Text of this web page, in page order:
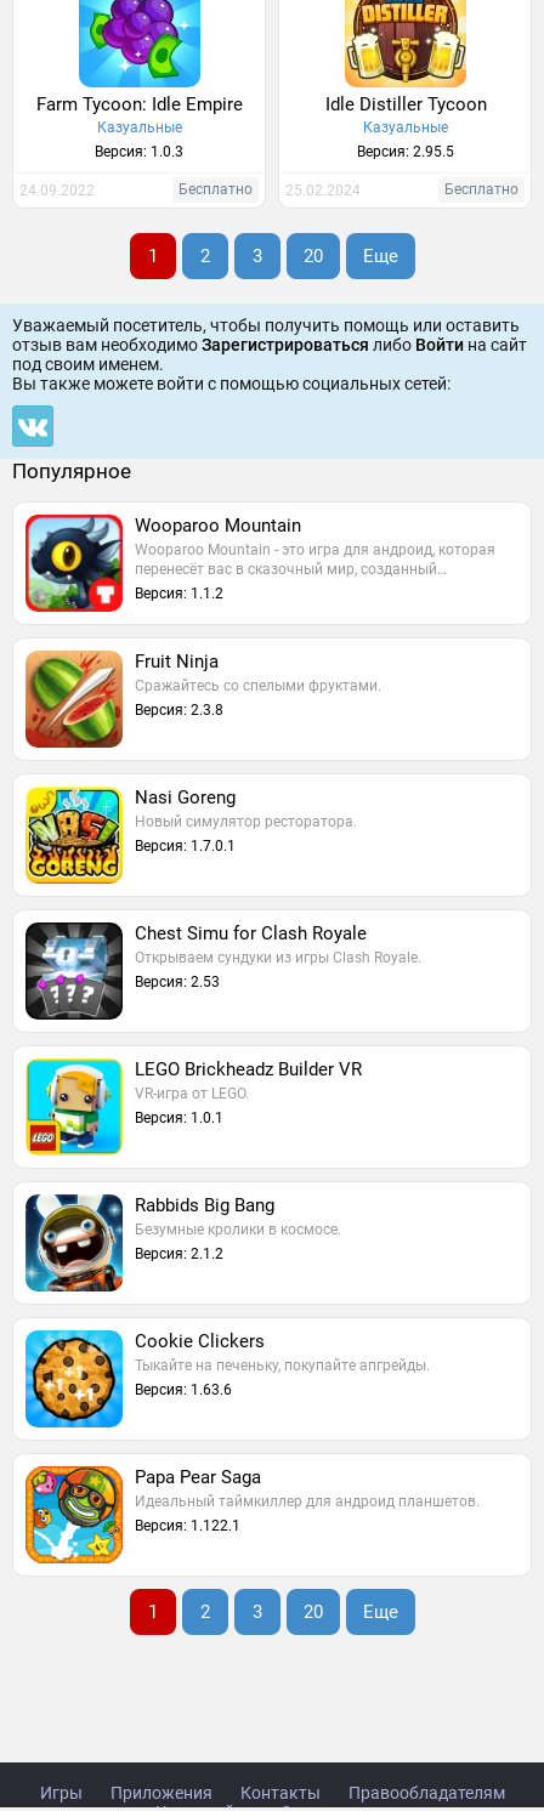
Farm Tycoon: Idle Empire
Казуальные
Версия: 1.0.3
24.09.2022 Бесплатно
Idle Distiller Tycoon
Казуальные
Версия: 2.95.5
25.02.2024 Бесплатно
1 2 3 20 Еще
Уважаемый посетитель, чтобы получить помощь или оставить
отзыв вам необходимоЗарегистрироваться либо Войти на сайт
под своим именем.
Вы также можете войти c помощью социальных сетей:
Популярное
Wooparoo Mountain
Wooparoo Mountain - это игра для андроид, которая
перенесёт вас в сказочный мир, созданный…
Версия: 1.1.2
Fruit Ninja
Сражайтесь со спелыми фруктами.
Версия: 2.3.8
Nasi Goreng
Новый симулятор ресторатора.
Версия: 1.7.0.1
Chest Simu for Clash Royale
Открываем сундуки из игры Clash Royale.
Версия: 2.53
LEGO Brickheadz Builder VR
VR-игра от LEGO.
Версия: 1.0.1
Rabbids Big Bang
Безумные кролики в космосе.
Версия: 2.1.2
Cookie Clickers
Тыкайте на печеньку, покупайте апгрейды.
Версия: 1.63.6
Papa Pear Saga
Идеальный таймкиллер для андроид планшетов.
Версия: 1.122.1
1 2 3 20 Еще
Игры Приложения Контакты
Правообладателям